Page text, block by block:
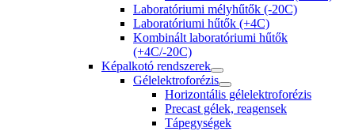
Laboratóriumi mélyhűtők (-20C)
Laboratóriumi hűtők (+4C)
Kombinált laboratóriumi hűtők
(+4C/-20C)
Képalkotó rendszerek
Gélelektroforézis
Horizontális gélelektroforézis
Precast gélek, reagensek
Tápegységek